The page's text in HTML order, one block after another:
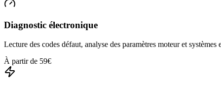
Diagnostic électronique
Lecture des codes défaut, analyse des paramètres moteur et systèmes
À partir de 59€